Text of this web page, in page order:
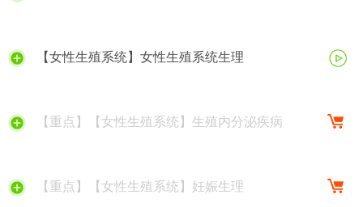
【女性生殖系统】女性生殖系统生理
【重点】【女性生殖系统】生殖内分泌疾病
【重点】【女性生殖系统】妊娠生理